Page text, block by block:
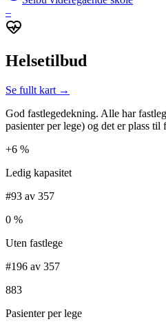
–
Helsetilbud
Se fullt kart →
God fastlegedekning. Alle har
pasienter per lege) og det er plass til
+6 %
Ledig kapasitet
#93 av 357
0 %
Uten fastlege
#196 av 357
883
Pasienter per lege